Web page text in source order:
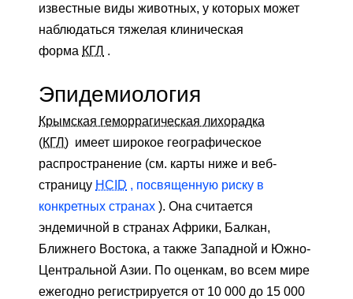
известные виды животных, у которых может
наблюдаться тяжелая клиническая
форма КГЛ .
Эпидемиология
Крымская геморрагическая лихорадка
(КГЛ) имеет широкое географическое
распространение (см. карты ниже и веб-
страницу HCID , посвященную риску в
конкретных странах ). Она считается
эндемичной в странах Африки, Балкан,
Ближнего Востока, а также Западной и Южно-
Центральной Азии. По оценкам, во всем мире
ежегодно регистрируется от 10 000 до 15 000